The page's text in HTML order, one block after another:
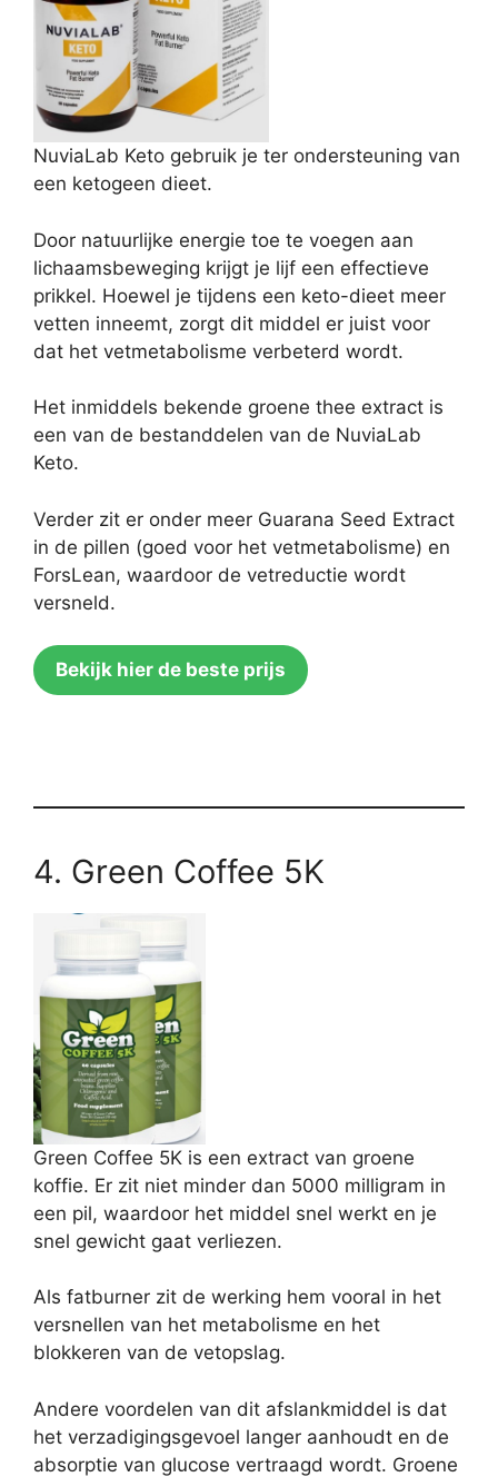
NuviaLab Keto gebruik je ter ondersteuning van
een ketogeen dieet.
Door natuurlijke energie toe te voegen aan
lichaamsbeweging krijgt je lijf een effectieve
prikkel. Hoewel je tijdens een keto-dieet meer
vetten inneemt, zorgt dit middel er juist voor
dat het vetmetabolisme verbeterd wordt.
Het inmiddels bekende groene thee extract is
een van de bestanddelen van de NuviaLab
Keto.
Verder zit er onder meer Guarana Seed Extract
in de pillen (goed voor het vetmetabolisme) en
ForsLean, waardoor de vetreductie wordt
versneld.
Bekijk hier de beste prijs
4. Green Coffee 5K
Green Coffee 5K is een extract van groene
koffie. Er zit niet minder dan 5000 milligram in
een pil, waardoor het middel snel werkt en je
snel gewicht gaat verliezen.
Als fatburner zit de werking hem vooral in het
versnellen van het metabolisme en het
blokkeren van de vetopslag.
Andere voordelen van dit afslankmiddel is dat
het verzadigingsgevoel langer aanhoudt en de
absorptie van glucose vertraagd wordt. Groene